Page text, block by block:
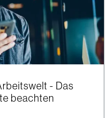
- Das
beachten